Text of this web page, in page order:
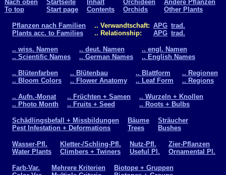
Nach oben
To top
Startseite
Start page
Inhalt
Contents
Orchideen
Orchids
Andere Pflanzen
Other Plants
Pflanzen nach Familien
Plants acc. to Families
.. Verwandtschaft:
.. Relationship:
APG
APG
trad.
trad.
.. wiss. Namen
.. Scientific Names
.. deut. Namen
.. German Names
.. engl. Namen
.. English Names
.. Blütenfarben
.. Bloom Colors
.. Blütenbau
.. Flower Anatomy
.. Blattform
.. Leaf Form
.. Regionen
.. Regions
.. Aufn.-Monat
.. Photo Month
.. Früchten + Samen
.. Fruits + Seed
.. Wurzeln + Knollen
.. Roots + Bulbs
Schädlingsbefall + Missbildungen
Pest Infestation + Deformations
Bäume
Trees
Sträucher
Bushes
Wasser-Pfl.
Water Plants
Kletter-/Schling-Pfl.
Climbers + Twiners
Nutz-Pfl.
Useful Pl.
Zier-Pflanzen
Ornamental Pl.
Farb-Var.
Mehrere Kriterien
Biotope + Gruppen